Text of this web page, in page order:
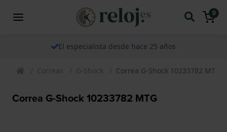
0
El especialista desde hace 25 años
Correas G-Shock Correa G-Shock 10233782 MTG
Correa G-Shock 10233782 MTG